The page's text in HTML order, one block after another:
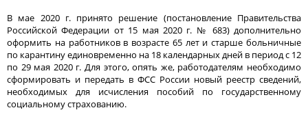
В мае 2020 г. принято решение (постановление Правительства
Российской Федерации от 15 мая 2020 г. № 683) дополнительно
оформить на работников в возрасте 65 лет и старше больничные
по карантину единовременно на 18 календарных дней в период с 12
по 29 мая 2020 г. Для этого, опять же, работодателям необходимо
сформировать и передать в ФСС России новый реестр сведений,
необходимых для исчисления пособий по государственному
социальному страхованию.